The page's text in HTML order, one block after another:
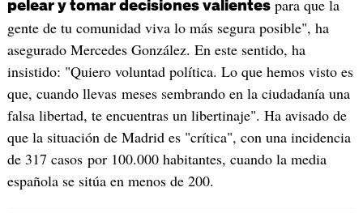
pelear y tomar decisiones valientespara que la
gente de tu comunidad viva lo más segura posible", ha
asegurado Mercedes González. En este sentido, ha
insistido: "Quiero voluntad política. Lo que hemos visto es
que, cuando llevas meses sembrando en la ciudadanía una
falsa libertad, te encuentras un libertinaje". Ha avisado de
que la situación de Madrid es "crítica", con una incidencia
de 317 casos por 100.000 habitantes, cuando la media
española se sitúa en menos de 200.